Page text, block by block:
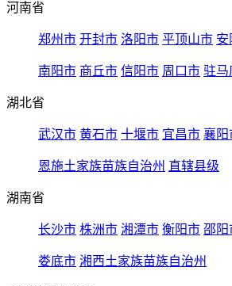
河南省
郑州市 开封市 洛阳市 平顶山市 安
南阳市 商丘市 信阳市 周口市 驻马
湖北省
武汉市 黄石市 十堰市 宜昌市 襄阳
恩施土家族苗族自治州 直辖县级
湖南省
长沙市 株洲市 湘潭市 衡阳市 邵阳
娄底市 湘西土家族苗族自治州